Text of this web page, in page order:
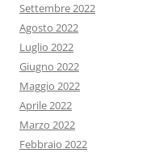
Settembre 2022
Agosto 2022
Luglio 2022
Giugno 2022
Maggio 2022
Aprile 2022
Marzo 2022
Febbraio 2022